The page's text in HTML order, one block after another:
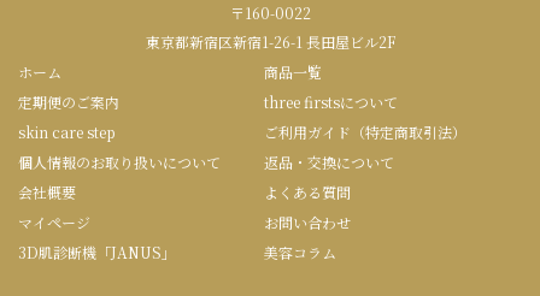
〒160-0022
東京都新宿区新宿1-26-1 長田屋ビル2F
ホーム
商品一覧
定期便のご案内
three firstsについて
skin care step
ご利用ガイド（特定商取引法）
個人情報のお取り扱いについて
返品・交換について
会社概要
よくある質問
マイページ
お問い合わせ
3D肌診断機「JANUS」
美容コラム